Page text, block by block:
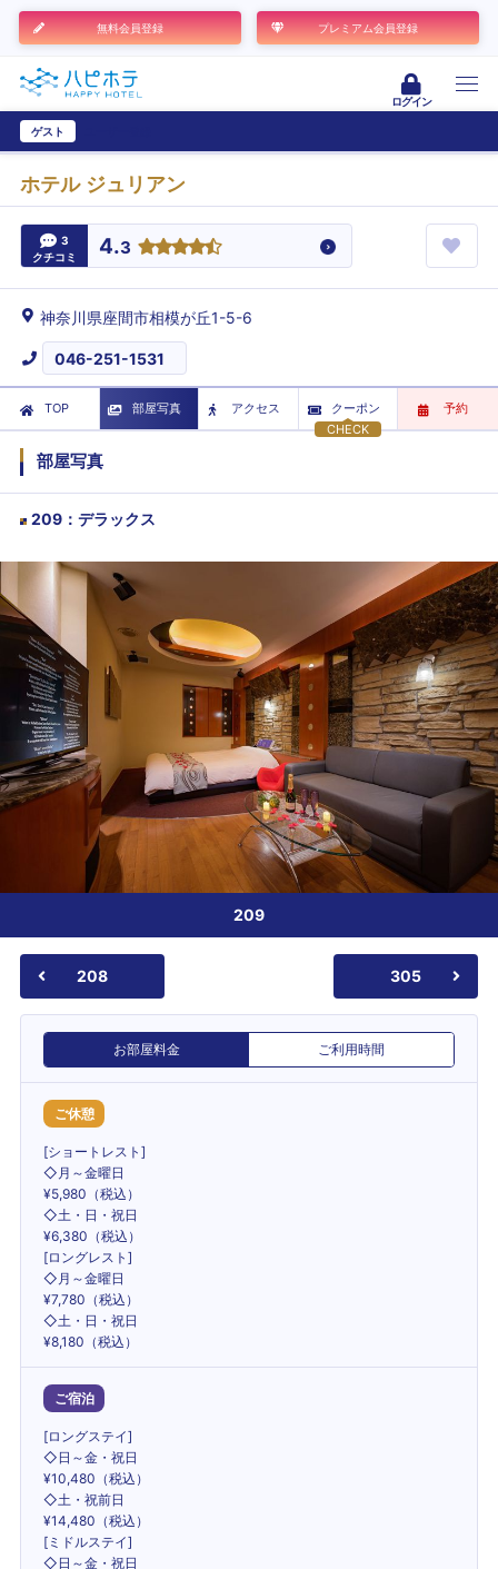
無料会員登録 プレミアム会員登録
ログイン
ゲスト
ホテル ジュリアン
3
クチコミ
4.3
神奈川県座間市相模が丘1-5-6
046-251-1531
TOP 部屋写真
アクセス
CHECK
クーポン 予約
部屋写真
209 ： デラックス
209
208 305
お部屋料金 ご利用時間
ご休憩
[ショートレスト]
◇月～金曜日
¥5,980（税込）
◇土・日・祝日
¥6,380（税込）
[ロングレスト]
◇月～金曜日
¥7,780（税込）
◇土・日・祝日
¥8,180（税込）
ご宿泊
[ロングステイ]
◇日～金・祝日
¥10,480（税込）
◇土・祝前日
¥14,480（税込）
[ミドルステイ]
◇日～金・祝日